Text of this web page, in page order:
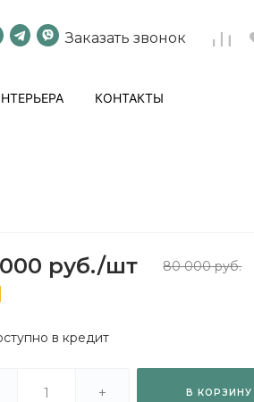
Заказать звонок
КОНТАКТЫ
руб./шт 80 000 руб.
в кредит
+ В КОРЗИНУ